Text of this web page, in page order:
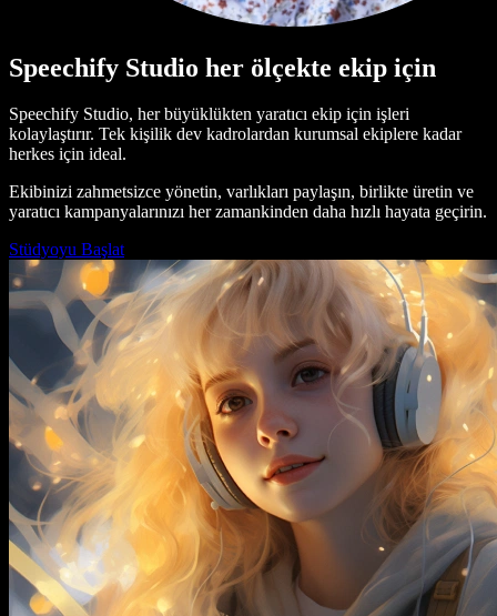
Speechify Studio her ölçekte ekip için
Speechify Studio, her büyüklükten yaratıcı ekip için işleri
kolaylaştırır. Tek kişilik dev kadrolardan kurumsal ekiplere kadar
herkes için ideal.
Ekibinizi zahmetsizce yönetin, varlıkları paylaşın, birlikte üretin ve
yaratıcı kampanyalarınızı her zamankinden daha hızlı hayata geçirin.
Stüdyoyu Başlat